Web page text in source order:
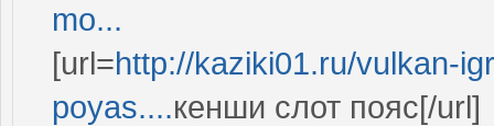
mo...
[url=http://kaziki01.ru/vulkan-
poyas....кенши слот пояс[/url]